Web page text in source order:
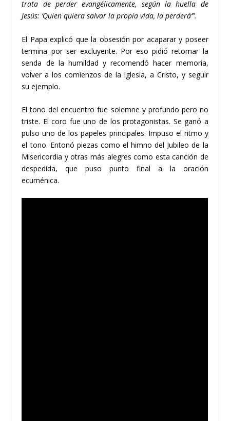
trata de perder evangélicamente, según la huella de
Jesús: ‘Quien quiera salvar la propia vida, la perderá’”.
El Papa explicó que la obsesión por acaparar y poseer
termina por ser excluyente. Por eso pidió retomar la
senda de la humildad y recomendó hacer memoria,
volver a los comienzos de la Iglesia, a Cristo, y seguir
su ejemplo.
El tono del encuentro fue solemne y profundo pero no
triste. El coro fue uno de los protagonistas. Se ganó a
pulso uno de los papeles principales. Impuso el ritmo y
el tono. Entonó piezas como el himno del Jubileo de la
Misericordia y otras más alegres como esta canción de
despedida, que puso punto final a la oración
ecuménica.